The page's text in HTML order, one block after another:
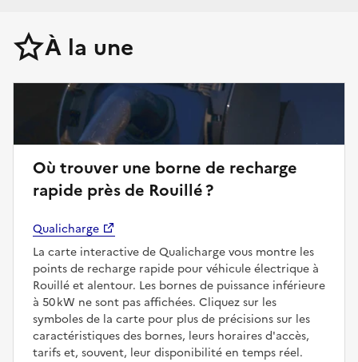
À la une
Où trouver une borne de recharge
rapide près de Rouillé ?
Qualicharge
La carte interactive de Qualicharge vous montre les
points de recharge rapide pour véhicule électrique à
Rouillé et alentour. Les bornes de puissance inférieure
à 50 kW ne sont pas affichées. Cliquez sur les
symboles de la carte pour plus de précisions sur les
caractéristiques des bornes, leurs horaires d'accès,
tarifs et, souvent, leur disponibilité en temps réel.